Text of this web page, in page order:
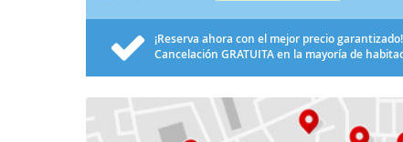
¡Reserva ahora con el mejor precio garantizado!
Cancelación GRATUITAen la mayoría de